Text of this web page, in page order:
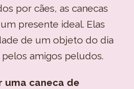
por cães, as canecas
presente ideal. Elas
de um objeto do dia
amigos peludos.
uma caneca de